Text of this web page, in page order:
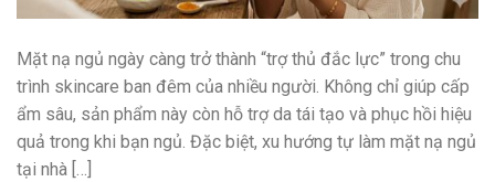
Mặt nạ ngủ ngày càng trở thành “trợ thủ đắc lực” trong chu
trình skincare ban đêm của nhiều người. Không chỉ giúp cấp
ẩm sâu, sản phẩm này còn hỗ trợ da tái tạo và phục hồi hiệu
quả trong khi bạn ngủ. Đặc biệt, xu hướng tự làm mặt nạ ngủ
tại nhà […]